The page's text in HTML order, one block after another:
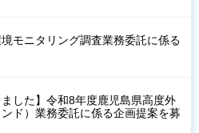
モニタリング調査業務委託に係る
ました】令和8年度鹿児島県高度外
ド）業務委託に係る企画提案を募